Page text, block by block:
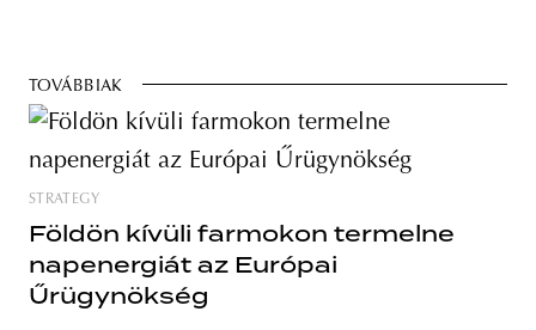
TOVÁBBIAK
STRATEGY
Földön kívüli farmokon termelne
napenergiát az Európai
Űrügynökség